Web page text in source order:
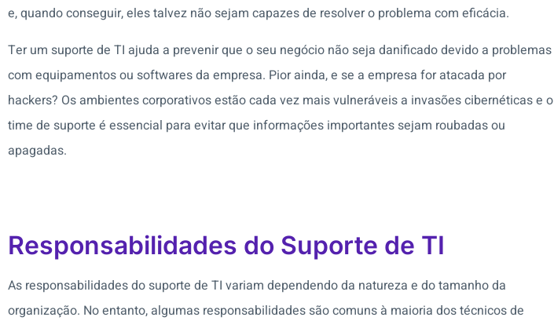
e, quando conseguir, eles talvez não sejam capazes de resolver o problema com eficácia.
Ter um suporte de TI ajuda a prevenir que o seu negócio não seja danificado devido a problemas
com equipamentos ou softwares da empresa. Pior ainda, e se a empresa for atacada por
hackers? Os ambientes corporativos estão cada vez mais vulneráveis a invasões cibernéticas e o
time de suporte é essencial para evitar que informações importantes sejam roubadas ou
apagadas.
Responsabilidades do Suporte de TI
As responsabilidades do suporte de TI variam dependendo da natureza e do tamanho da
organização. No entanto, algumas responsabilidades são comuns à maioria dos técnicos de